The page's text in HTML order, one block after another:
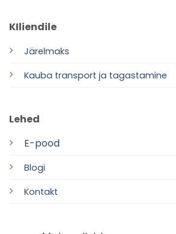
KIliendile
Järelmaks
Kauba transport ja tagastamine
Lehed
E-pood
Blogi
Kontakt